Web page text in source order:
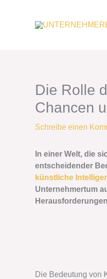
Die Rolle
Chancen
Schreibe einen
In einer Welt, die
entscheidender
künstliche
Unternehmertum
Die Bedeutung von